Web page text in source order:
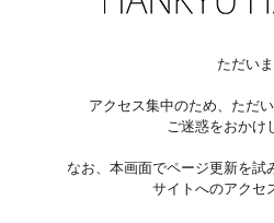
ただい
アクセス集中のため、ただ
ご迷惑をおかけ
なお、本画面でページ更新を
サイトへのアクセ